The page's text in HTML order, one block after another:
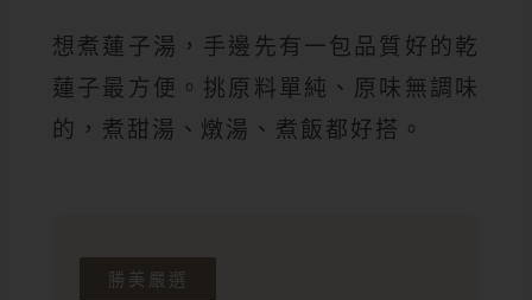
想煮蓮子湯，手邊先有一包品質好的乾
蓮子最方便。挑原料單純、原味無調味
的，煮甜湯、燉湯、煮飯都好搭。
勝美嚴選